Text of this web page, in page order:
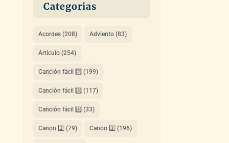
Categorias
Acordes(208) Adviento(83)
Artículo(254)
Canción fácil 2️⃣ (199)
Canción fácil 3️⃣ (117)
Canción fácil 4️⃣ (33)
Canon 2️⃣ (79) Canon 3️⃣ (196)